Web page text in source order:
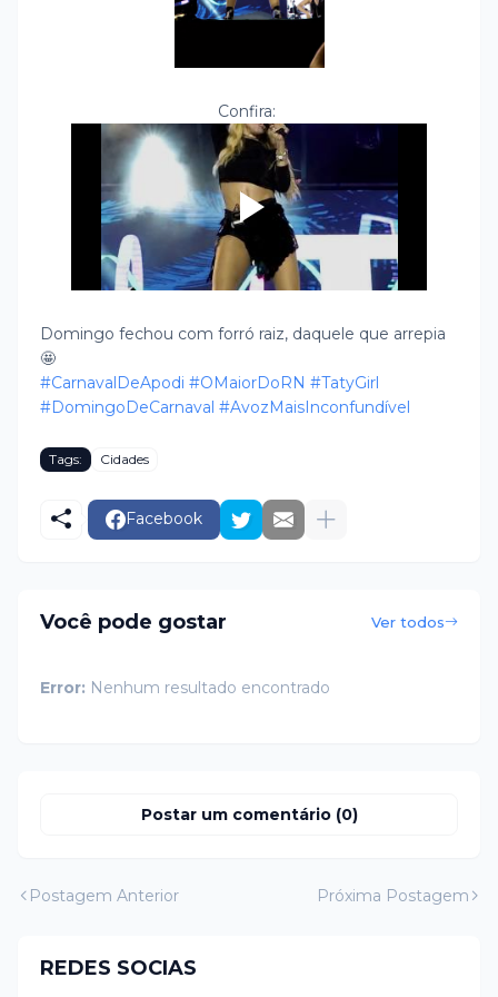
Confira:
Domingo fechou com forró raiz, daquele que arrepia
🤩
#CarnavalDeApodi #OMaiorDoRN #TatyGirl
#DomingoDeCarnaval #AvozMaisInconfundível
Tags: Cidades
Facebook
Você pode gostar Ver todos
Error: Nenhum resultado encontrado
Postar um comentário (0)
Postagem Anterior Próxima Postagem
REDES SOCIAS